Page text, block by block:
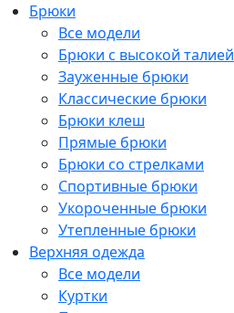
Брюки
Все модели
Брюки с высокой талией
Зауженные брюки
Классические брюки
Брюки клеш
Прямые брюки
Брюки со стрелками
Спортивные брюки
Укороченные брюки
Утепленные брюки
Верхняя одежда
Все модели
Куртки